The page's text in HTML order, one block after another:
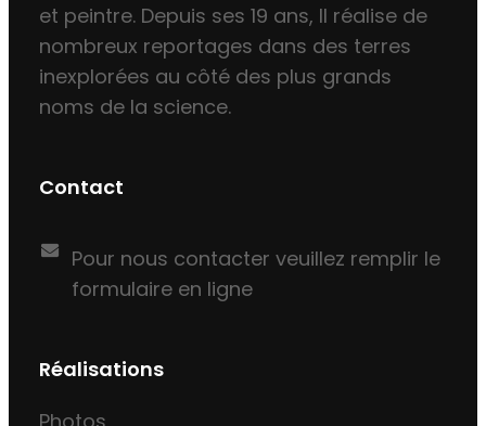
et peintre. Depuis ses 19 ans, Il réalise de
nombreux reportages dans des terres
inexplorées au côté des plus grands
noms de la science.
Contact
Pour nous contacter veuillez remplir le
formulaire en ligne
Réalisations